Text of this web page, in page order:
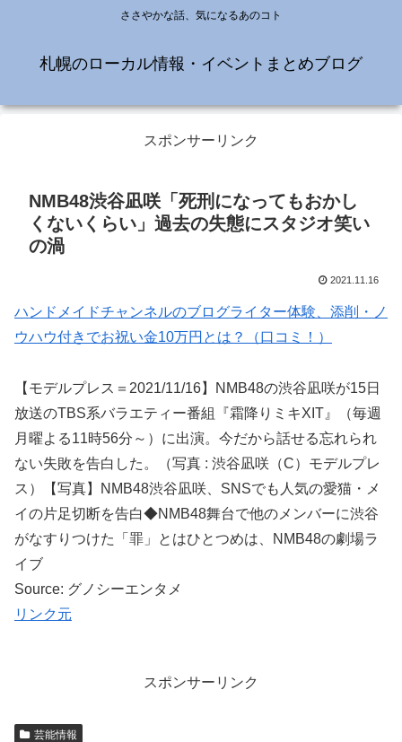
ささやかな話、気になるあのコト
札幌のローカル情報・イベントまとめブログ
スポンサーリンク
NMB48渋谷凪咲「死刑になってもおかし
くないくらい」過去の失態にスタジオ笑い
の渦
2021.11.16
ハンドメイドチャンネルのブログライター体験、添削・ノ
ウハウ付きでお祝い金10万円とは？（口コミ！）
【モデルプレス＝2021/11/16】NMB48の渋谷凪咲が15日
放送のTBS系バラエティー番組『霜降りミキXIT』（毎週
月曜よる11時56分～）に出演。今だから話せる忘れられ
ない失敗を告白した。（写真 : 渋谷凪咲（C）モデルプレ
ス）【写真】NMB48渋谷凪咲、SNSでも人気の愛猫・メ
イの片足切断を告白◆NMB48舞台で他のメンバーに渋谷
がなすりつけた「罪」とはひとつめは、NMB48の劇場ラ
イブ
Source: グノシーエンタメ
リンク元
スポンサーリンク
芸能情報